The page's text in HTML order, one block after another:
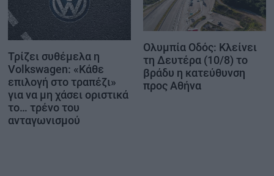
Τρίζει συθέμελα η
Volkswagen: «Κάθε
επιλογή στο τραπέζι»
για να μη χάσει οριστικά
το… τρένο του
ανταγωνισμού
Ολυμπία Οδός: Κλείνει
τη Δευτέρα (10/8) το
βράδυ η κατεύθυνση
προς Αθήνα